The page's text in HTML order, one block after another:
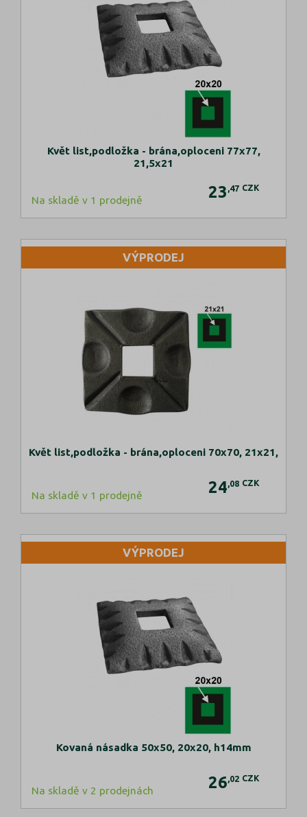
Květ list,podložka - brána,oploceni 77x77,
21,5x21
Na skladě v 1 prodejně 23 ,47 CZK
VÝPRODEJ
Květ list,podložka - brána,oploceni 70x70, 21x21,
Na skladě v 1 prodejně 24 ,08 CZK
VÝPRODEJ
Kovaná násadka 50x50, 20x20, h14mm
Na skladě v 2 prodejnách 26 ,02 CZK